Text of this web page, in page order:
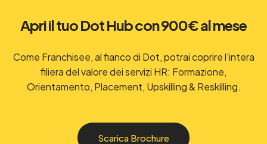
Apri il tuo Dot Hub con 900€ al mese
Come Franchisee, al fianco di Dot, potrai coprire l'intera
filiera del valore dei servizi HR: Formazione,
Orientamento, Placement, Upskilling & Reskilling.
Scarica Brochure